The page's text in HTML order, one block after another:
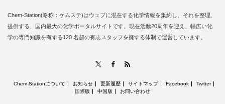
Chem-Station(略称：ケムステ)はウェブに混在する化学情報を集約し、それを整理、
提供する、国内最大の化学ポータルサイトです。現在活動20周年を迎え、幅広い化
学の専門知識を有する120 名超の有志スタッフを擁する体制で運営しています。
Facebook
Chem-Stationについて お知らせ 更新履歴 サイトマップ Facebook
Twitter
国際版
中国版 お問い合わせ